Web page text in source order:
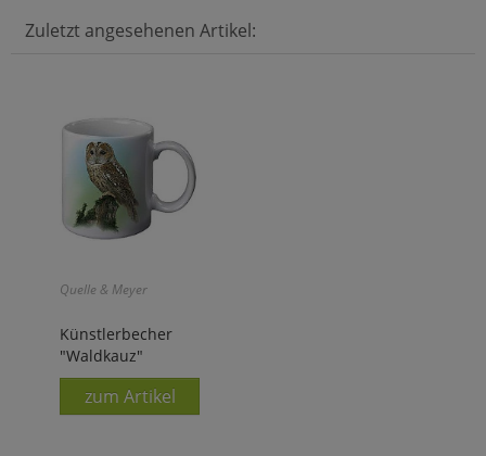
Zuletzt angesehenen Artikel:
Quelle & Meyer
Künstlerbecher
"Waldkauz"
zum Artikel